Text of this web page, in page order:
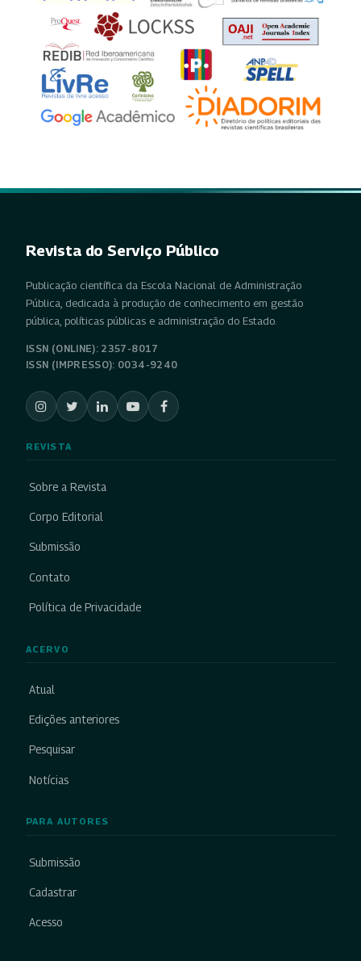
Revista do Serviço Público
Publicação científica da Escola Nacional de Administração
Pública, dedicada à produção de conhecimento em gestão
pública, políticas públicas e administração do Estado.
ISSN (ONLINE): 2357-8017
ISSN (IMPRESSO): 0034-9240
REVISTA
Sobre a Revista
Corpo Editorial
Submissão
Contato
Política de Privacidade
ACERVO
Atual
Edições anteriores
Pesquisar
Notícias
PARA AUTORES
Submissão
Cadastrar
Acesso